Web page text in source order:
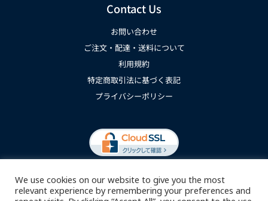
Contact Us
お問い合わせ
ご注文・配達・送料について
利用規約
特定商取引法に基づく表記
プライバシーポリシー
We use cookies on our website to give you the most
relevant experience by remembering your preferences and